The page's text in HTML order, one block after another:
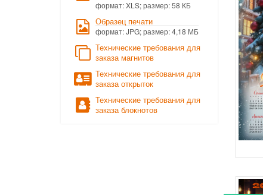
формат: XLS; размер: 58 КБ
Образец печати
формат: JPG; размер: 4,18 МБ
Технические требования для
заказа магнитов
Технические требования для
заказа открыток
Технические требования для
заказа блокнотов